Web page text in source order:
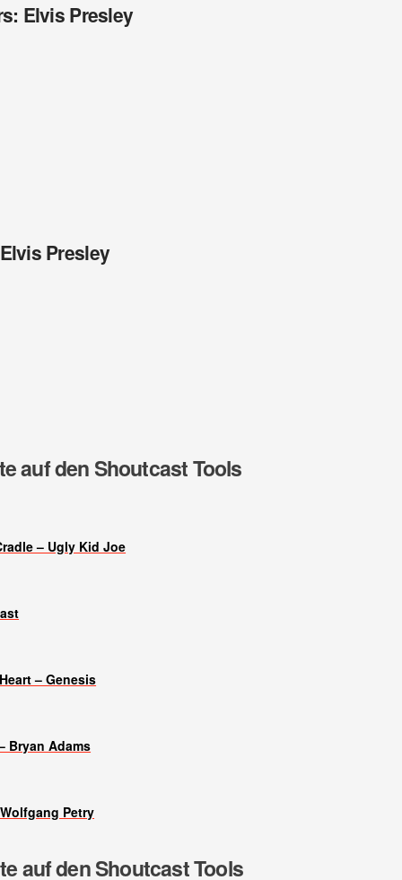
Elvis Presley
Presley
auf den Shoutcast Tools
– Ugly Kid Joe
– Genesis
Bryan Adams
Petry
auf den Shoutcast Tools